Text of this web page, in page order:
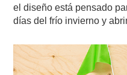
el diseño está pensado
días del frío invierno y